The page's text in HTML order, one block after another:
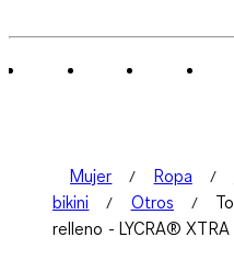
Mujer Ropa
bikini
Otros
relleno - LYCRA®